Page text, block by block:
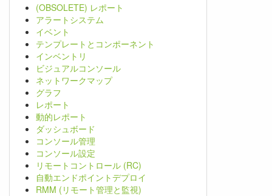
(OBSOLETE) レポート
アラートシステム
イベント
テンプレートとコンポーネント
インベントリ
ビジュアルコンソール
ネットワークマップ
グラフ
レポート
動的レポート
ダッシュボード
コンソール管理
コンソール設定
リモートコントロール (RC)
自動エンドポイントデプロイ
RMM (リモート管理と監視)